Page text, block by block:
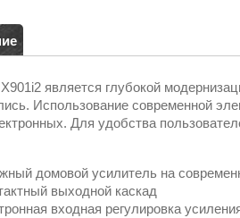
является глубокой
Использование современной
Для удобства
домовой усилитель на
выходной каскад
входная регулировка